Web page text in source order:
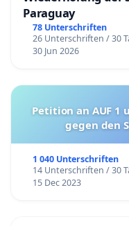
Paraguay
78 Unterschriften
26 Unterschriften / 30
30 Jun 2026
Petition an AUF 1
gegen den
1 040 Unterschriften
14 Unterschriften / 30
15 Dec 2023